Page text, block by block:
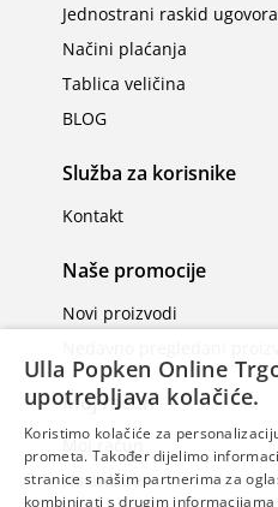
Jednostrani raskid ugovora
Načini plaćanja
Tablica veličina
BLOG
Služba za korisnike
Kontakt
Naše promocije
Novi proizvodi
Moj račun
Moj račun
Narudžbe
Ulla Popken Online
upotrebljava kolačiće.
Koristimo kolačiće za
prometa. Također dijelimo
stranice s našim partnerima za
kombinirati s drugim